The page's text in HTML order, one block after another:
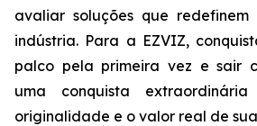
avaliar soluções que
indústria. Para a EZVIZ,
palco pela primeira vez e sair
uma conquista
originalidade e o valor real de